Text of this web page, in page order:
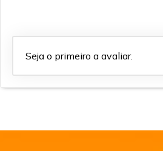
Seja o primeiro a avaliar.